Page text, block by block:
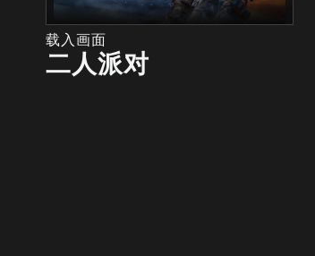
载入画面
二人派对